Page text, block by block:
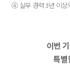
④ 실무 경력 3년 이상
이번
특별